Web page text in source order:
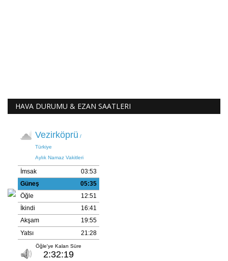
HAVA DURUMU & EZAN SAATLERI